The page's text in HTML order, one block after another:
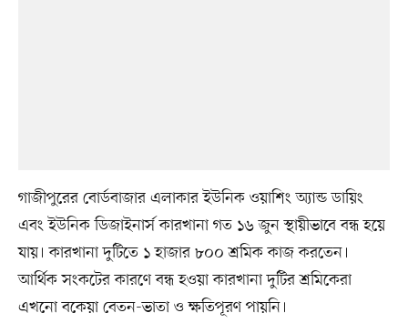
গাজীপুরের বোর্ডবাজার এলাকার ইউনিক ওয়াশিং অ্যান্ড ডায়িং
এবং ইউনিক ডিজাইনার্স কারখানা গত ১৬ জুন স্থায়ীভাবে বন্ধ হয়ে
যায়। কারখানা দুটিতে ১ হাজার ৮০০ শ্রমিক কাজ করতেন।
আর্থিক সংকটের কারণে বন্ধ হওয়া কারখানা দুটির শ্রমিকেরা
এখনো বকেয়া বেতন-ভাতা ও ক্ষতিপূরণ পায়নি।